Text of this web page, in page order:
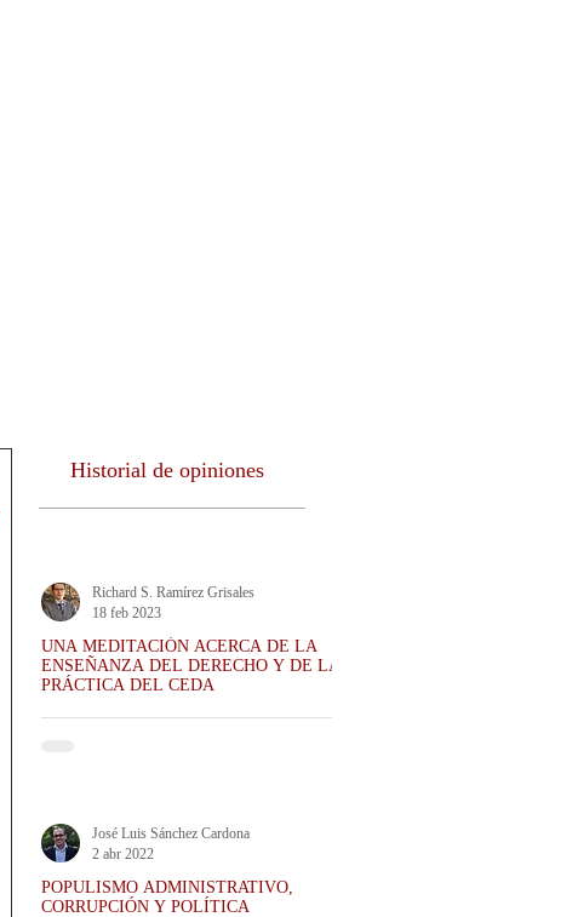
Historial de opiniones
UNA MEDITACIÓN ACERCA DE LA
ENSEÑANZA DEL DERECHO Y DE LA
PRÁCTICA DEL CEDA
Richard S. Ramírez Grisales
18 feb 2023
POPULISMO ADMINISTRATIVO,
CORRUPCIÓN Y POLÍTICA
José Luis Sánchez Cardona
2 abr 2022